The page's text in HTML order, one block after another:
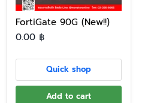
FortiGate 90G (New!!)
0.00 ฿
Quick shop
Add to cart